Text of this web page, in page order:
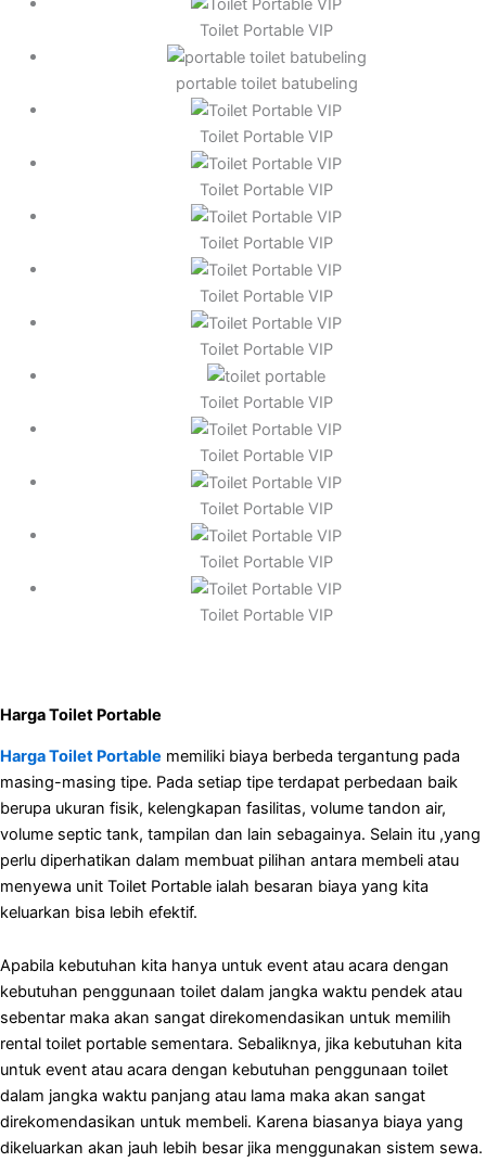
Toilet Portable VIP
portable toilet batubeling
Toilet Portable VIP
Toilet Portable VIP
Toilet Portable VIP
Toilet Portable VIP
Toilet Portable VIP
Toilet Portable VIP
Toilet Portable VIP
Toilet Portable VIP
Toilet Portable VIP
Toilet Portable VIP
Harga Toilet Portable
Harga Toilet Portable memiliki biaya berbeda tergantung pada
masing-masing tipe. Pada setiap tipe terdapat perbedaan baik
berupa ukuran fisik, kelengkapan fasilitas, volume tandon air,
volume septic tank, tampilan dan lain sebagainya. Selain itu ,yang
perlu diperhatikan dalam membuat pilihan antara membeli atau
menyewa unit Toilet Portable ialah besaran biaya yang kita
keluarkan bisa lebih efektif.
Apabila kebutuhan kita hanya untuk event atau acara dengan
kebutuhan penggunaan toilet dalam jangka waktu pendek atau
sebentar maka akan sangat direkomendasikan untuk memilih
rental toilet portable sementara. Sebaliknya, jika kebutuhan kita
untuk event atau acara dengan kebutuhan penggunaan toilet
dalam jangka waktu panjang atau lama maka akan sangat
direkomendasikan untuk membeli. Karena biasanya biaya yang
dikeluarkan akan jauh lebih besar jika menggunakan sistem sewa.